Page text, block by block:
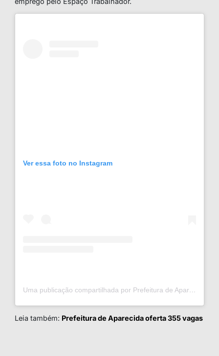
Ver essa foto no Instagram
Uma publicação compartilhada por Prefeitura de Aparecida (@prefaparecida)
Leia também: Prefeitura de Aparecida oferta 355 vagas